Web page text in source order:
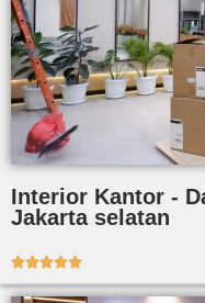
Interior Kantor -
Jakarta selatan
